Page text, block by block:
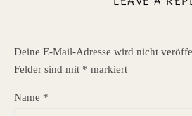
Deine E-Mail-Adresse wird nicht
Felder sind mit * markiert
Name *